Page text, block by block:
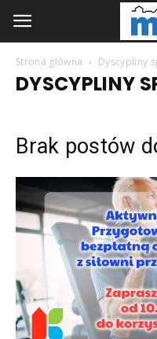
Strona główna Dyscypliny
DYSCYPLINY
Brak postów